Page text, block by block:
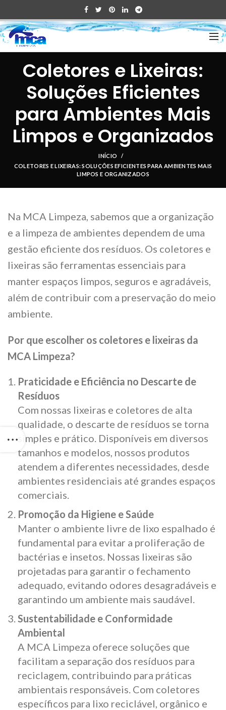
Coletores e Lixeiras:
Soluções Eficientes
para Ambientes Mais
Limpos e Organizados
INÍCIO
COLETORES E LIXEIRAS: SOLUÇÕES EFICIENTES PARA AMBIENTES MAIS
LIMPOS E ORGANIZADOS
Na MCA Limpeza, sabemos que a organização
e a limpeza de ambientes dependem de uma
gestão eficiente dos resíduos. Os coletores e
lixeiras são ferramentas essenciais para
manter espaços limpos, seguros e agradáveis,
além de contribuir com a preservação do meio
ambiente.
Por que escolher os coletores e lixeiras da
MCA Limpeza?
Praticidade e Eficiência no Descarte de
Resíduos
Com nossas lixeiras e coletores de alta
qualidade, o descarte de resíduos se torna
simples e prático. Disponíveis em diversos
tamanhos e modelos, nossos produtos
atendem a diferentes necessidades, desde
ambientes residenciais até grandes espaços
comerciais.
Promoção da Higiene e Saúde
Manter o ambiente livre de lixo espalhado é
fundamental para evitar a proliferação de
bactérias e insetos. Nossas lixeiras são
projetadas para garantir o fechamento
adequado, evitando odores desagradáveis e
garantindo um ambiente mais saudável.
Sustentabilidade e Conformidade
Ambiental
A MCA Limpeza oferece soluções que
facilitam a separação dos resíduos para
reciclagem, contribuindo para práticas
ambientais responsáveis. Com coletores
específicos para lixo reciclável, orgânico e